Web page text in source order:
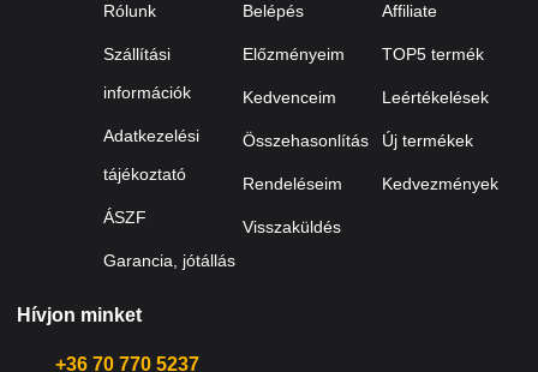
Rólunk
Szállítási
információk
Adatkezelési
tájékoztató
ÁSZF
Garancia, jótállás
Belépés
Előzményeim
Kedvenceim
Összehasonlítás
Rendeléseim
Visszaküldés
Affiliate
TOP5 termék
Leértékelések
Új termékek
Kedvezmények
Hívjon minket
+36 70 770 5237